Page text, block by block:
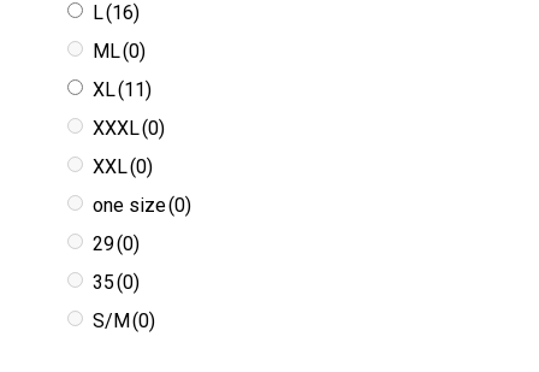
L(16)
ML(0)
XL(11)
XXXL(0)
XXL(0)
one size(0)
29(0)
35(0)
S/M (0)